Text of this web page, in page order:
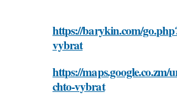
https://barykin.com/
vybrat
https://
chto-vybrat